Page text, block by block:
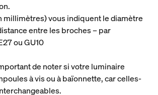
millimètres) vous indiquent le diamètre
entre les broches – par
ou GU10
de noter si votre luminaire
à vis ou à baïonnette, car celles-